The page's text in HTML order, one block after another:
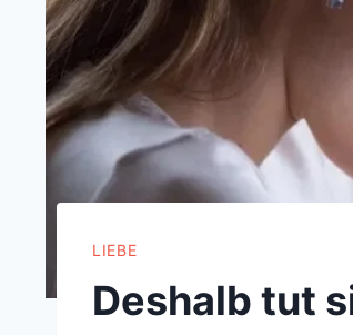
LIEBE
Deshalb tut